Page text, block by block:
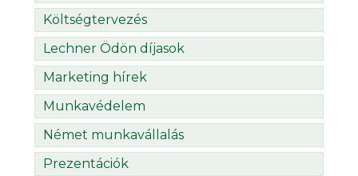
Költségtervezés
Lechner Ödön díjasok
Marketing hírek
Munkavédelem
Német munkavállalás
Prezentációk